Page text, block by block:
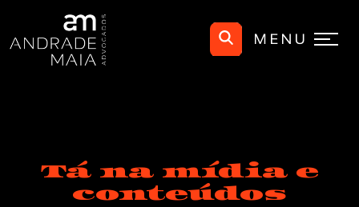
MENU
Tá na mídia e
conteúdos